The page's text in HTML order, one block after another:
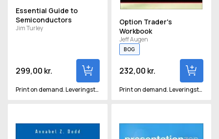
Essential Guide to
Semiconductors
Jim Turley
299,00 kr.
Print on demand. Leveringstid vil være ca 2-3 uger.
Option Trader's
Workbook
Jeff Augen
BOG
232,00 kr.
Print on demand. Leveringstid vil være ca 2-3 uger.